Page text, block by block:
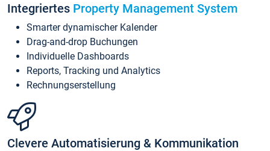
Integriertes Property Management System
Smarter dynamischer Kalender
Drag-and-drop Buchungen
Individuelle Dashboards
Reports, Tracking und Analytics
Rechnungserstellung
Clevere Automatisierung & Kommunikation